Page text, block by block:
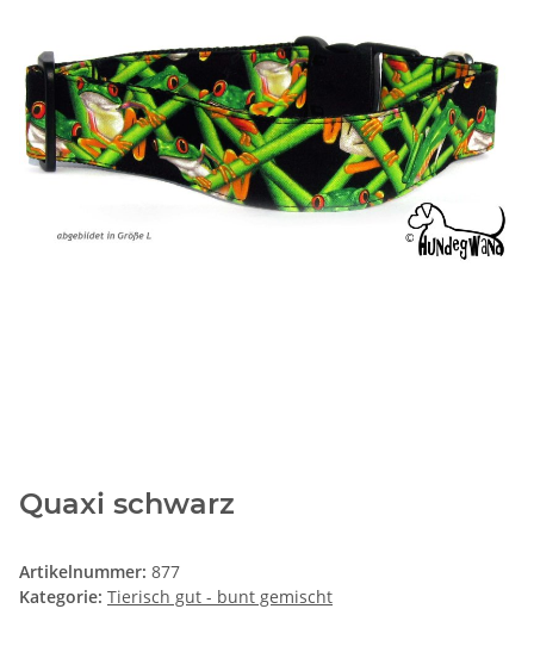
Quaxi schwarz
Artikelnummer: 877
Kategorie: Tierisch gut - bunt gemischt